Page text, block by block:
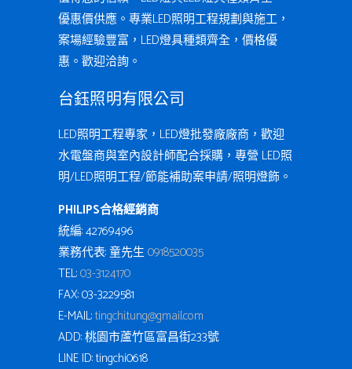
優惠價供應。專業LED照明工程規劃與施工，
案場經驗豐富，LED燈具種類齊全，價格優
惠。歡迎洽詢。
台鈺照明有限公司
LED照明工程專家，LED燈批發廠廠商，歡迎
水電盤商與室內設計師配合採購，專營 LED照
明/LED照明工程/節能補助案申請/照明燈飾。
PHILIPS合格經銷商
統編: 42769496
業務代表: 童先生0918520035
TEL:03-3124170
FAX: 03-3229581
E-MAIL:tingchi.tung@gmail.com
ADD: 桃園市蘆竹區富昌街233號
LINE ID: tingchi0618